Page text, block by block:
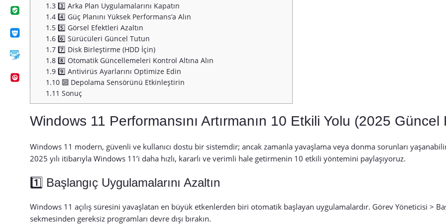
1.3 3️⃣ Arka Plan Uygulamalarını Kapatın
1.4 4️⃣ Güç Planını Yüksek Performans’a Alın
1.5 5️⃣ Görsel Efektleri Azaltın
1.6 6️⃣ Sürücüleri Güncel Tutun
1.7 7️⃣ Disk Birleştirme (HDD İçin)
1.8 8️⃣ Otomatik Güncellemeleri Kontrol Altına Alın
1.9 9️⃣ Antivirüs Ayarlarını Optimize Edin
1.10 🔟 Depolama Sensörünü Etkinleştirin
1.11 Sonuç
Windows 11 Performansını Artırmanın 10 Etkili Yolu (2025 Güncel
Windows 11 modern, güvenli ve kullanıcı dostu bir sistemdir; ancak zamanla yavaşlama veya donma sorunları
2025 yılı itibarıyla Windows 11’i daha hızlı, kararlı ve verimli hale getirmenin 10 etkili yöntemini paylaşıyoruz.
1️⃣ Başlangıç Uygulamalarını Azaltın
Windows 11 açılış süresini yavaşlatan en büyük etkenlerden biri otomatik başlayan uygulamalardır. Görev Yöneticisi >
sekmesinden gereksiz programları devre dışı bırakın.